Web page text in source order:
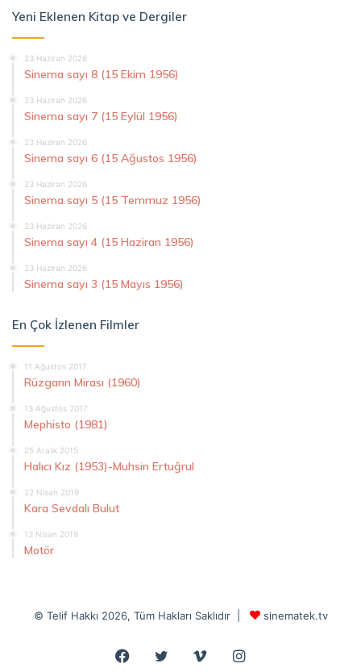
Yeni Eklenen Kitap ve Dergiler
23 Haziran 2026
Sinema sayı 8 (15 Ekim 1956)
23 Haziran 2026
Sinema sayı 7 (15 Eylül 1956)
23 Haziran 2026
Sinema sayı 6 (15 Ağustos 1956)
23 Haziran 2026
Sinema sayı 5 (15 Temmuz 1956)
23 Haziran 2026
Sinema sayı 4 (15 Haziran 1956)
23 Haziran 2026
Sinema sayı 3 (15 Mayıs 1956)
En Çok İzlenen Filmler
11 Ağustos 2017
Rüzgarın Mirası (1960)
13 Ağustos 2017
Mephisto (1981)
25 Aralık 2015
Halıcı Kız (1953)-Muhsin Ertuğrul
22 Nisan 2019
Kara Sevdalı Bulut
13 Nisan 2019
Motör
© Telif Hakkı 2026, Tüm Hakları Saklıdır | sinematek.tv
Facebook
Twitter VimeoInstagram